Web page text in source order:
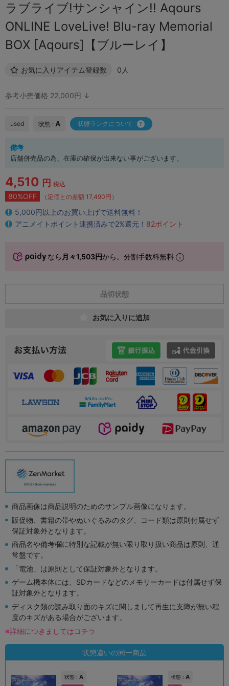
ラブライブ!サンシャイン!! Aqours
ONLINE LoveLive! Blu-ray Memorial
BOX [Aqours]【ブルーレイ】
お気に入りアイテム登録数 0人
参考小売価格 22,000円 ↓
used 状態 : A 状態ランクについて
備考
店舗併売品の為、在庫の確保が出来ない事がございます。
4,510 円 税込
80%OFF （定価との差額 17,490円）
5,000円以上のお買い上げで送料無料！
アニメイトポイント連携済みで2%還元！ 82ポイント
なら 月々1,503円から。分割手数料無料
品切状態
お気に入りに追加
商品画像は商品説明のためのサンプル画像になります。
販促物、書籍の帯やぬいぐるみのタグ、コード類は原則付属せず
保証対象外となります。
商品名や備考欄に特別な記載が無い限り取り扱い商品は原則、通
常盤です。
「電池」は原則として保証対象外となります。
ゲーム機本体には、SDカードなどのメモリーカードは付属せず保
証対象外となります。
ディスク類の読み取り面のキズに関しまして再生に支障が無い程
度のキズがある場合がございます。
※詳細につきましてはコチラ
状態違いの同一商品
状態 : A 状態 : A